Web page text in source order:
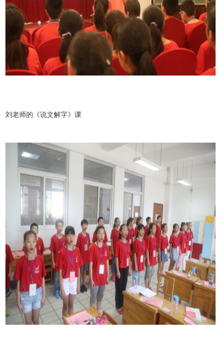
刘老师的《说文解字》课